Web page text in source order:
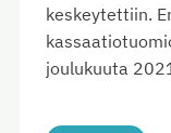
keskeytettiin.
joulukuuta